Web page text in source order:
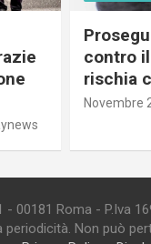
contro
rischia
Novembre
Roma - P.Iva
Non può